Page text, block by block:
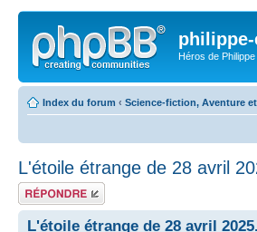
Héros de
Index du forum ‹ Science-fiction, Aventure
L'étoile étrange de 28 avril
Répondre
L'étoile étrange de 28 avril 2025.